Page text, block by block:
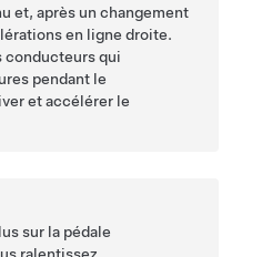
et, après un changement
en ligne droite.
conducteurs qui
pendant le
et accélérer le
sur la pédale